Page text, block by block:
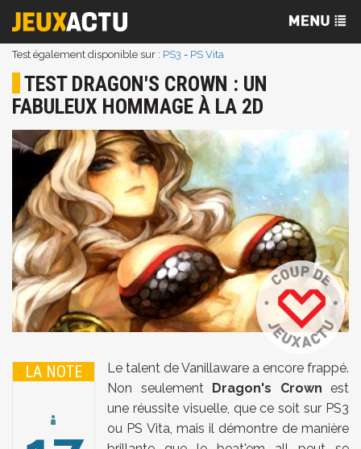
Test également disponible sur : PS3 - PS Vita
TEST DRAGON'S CROWN : UN
FABULEUX HOMMAGE À LA 2D
LA NOTE
Le talent de Vanillaware a encore frappé.
Non seulement
Dragon's Crown est
une réussite visuelle, que ce soit sur PS3
ou PS Vita, mais il démontre de manière